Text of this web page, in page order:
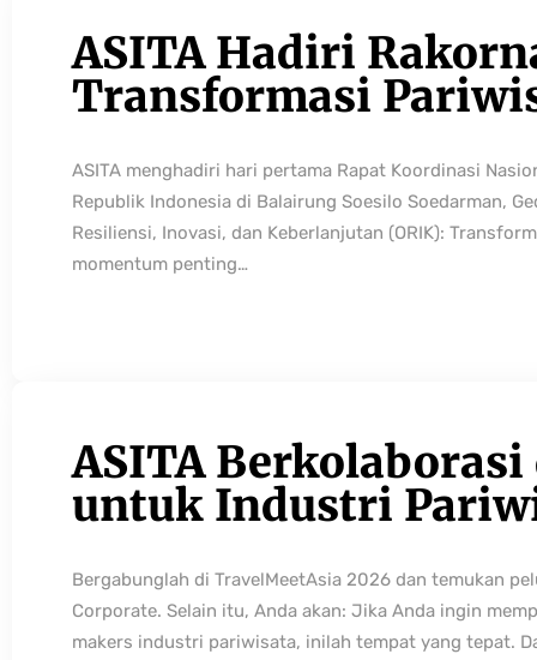
ASITA Hadiri
Transformasi
ASITA menghadiri hari pertama Rapat Koordinasi
Republik Indonesia di Balairung Soesilo Soedarman,
Resiliensi, Inovasi, dan Keberlanjutan (ORIK):
momentum penting…
ASITA
untuk Industri
Bergabunglah di TravelMeetAsia 2026 dan temukan
Corporate. Selain itu, Anda akan: Jika Anda ingin
makers industri pariwisata, inilah tempat yang tepat.